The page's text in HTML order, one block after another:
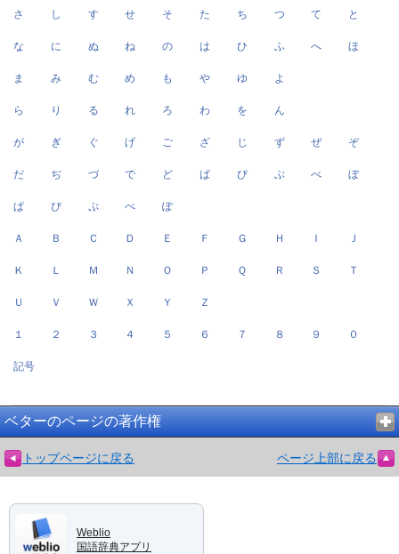
さ し す せ そ た ち つ て と
な に ぬ ね の は ひ ふ へ ほ
ま み む め も や ゆ よ
ら り る れ ろ わ を ん
が ぎ ぐ げ ご ざ じ ず ぜ ぞ
だ ぢ づ で ど ば び ぶ べ ぼ
ぱ ぴ ぷ ぺ ぽ
Ａ Ｂ Ｃ Ｄ Ｅ Ｆ Ｇ Ｈ Ｉ Ｊ
Ｋ Ｌ Ｍ Ｎ Ｏ Ｐ Ｑ Ｒ Ｓ Ｔ
Ｕ Ｖ Ｗ Ｘ Ｙ Ｚ
１ ２ ３ ４ ５ ６ ７ ８ ９ ０
記号
ベターのページの著作権
トップページに戻る ページ上部に戻る
Weblio
国語辞典アプリ